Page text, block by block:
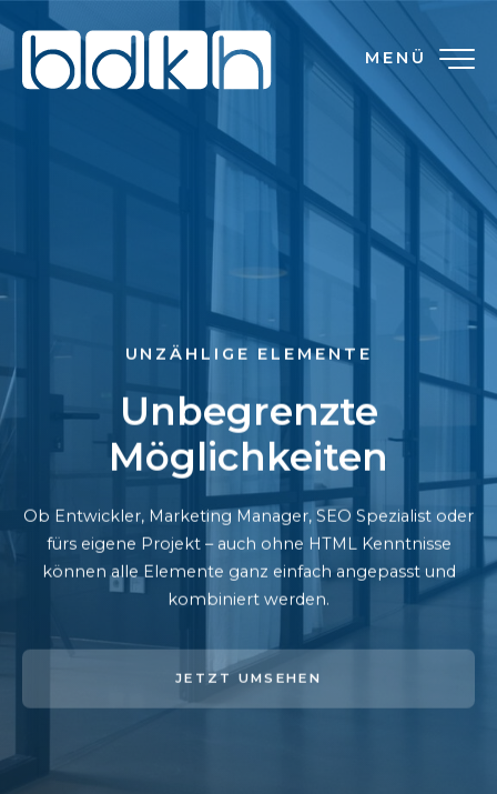
MENÜ
UNZÄHLIGE ELEMENTE
Unbegrenzte
Möglichkeiten
Ob Entwickler, Marketing Manager, SEO Spezialist oder
fürs eigene Projekt – auch ohne HTML Kenntnisse
können alle Elemente ganz einfach angepasst und
kombiniert werden.
JETZT UMSEHEN